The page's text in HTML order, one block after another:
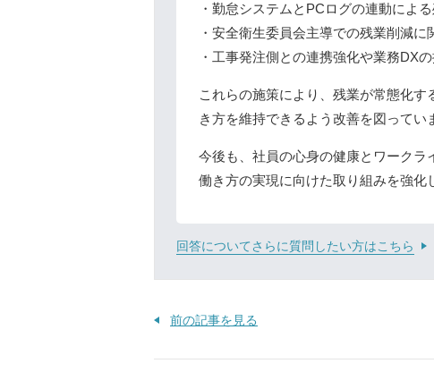
・勤怠システムとPCログの連動によ
・安全衛生委員会主導での残業削減に
・工事発注側との連携強化や業務DX
これらの施策により、残業が常態化
き方を維持できるよう改善を図ってい
今後も、社員の心身の健康とワーク
働き方の実現に向けた取り組みを強化
回答についてさらに質問したい方はこちら
前の記事を見る